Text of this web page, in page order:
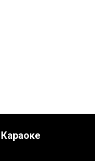
Караоке